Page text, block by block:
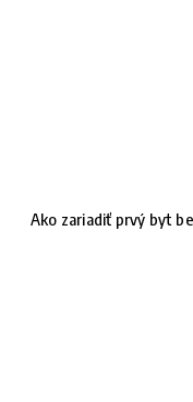
Ako zariadiť prvý byt